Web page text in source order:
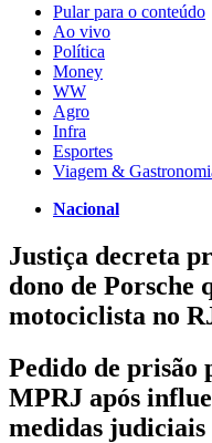
Pular para o conteúdo
Ao vivo
Política
Money
WW
Agro
Infra
Esportes
Viagem &
Nacional
Justiça decreta
dono de Porsche
motociclista no
Pedido de prisão
MPRJ após
medidas judiciais